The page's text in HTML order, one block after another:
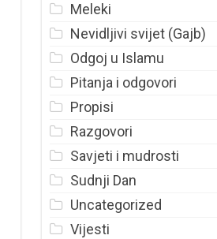
Meleki
Nevidljivi svijet (Gajb)
Odgoj u Islamu
Pitanja i odgovori
Propisi
Razgovori
Savjeti i mudrosti
Sudnji Dan
Uncategorized
Vijesti